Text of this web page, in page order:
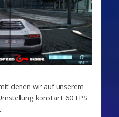
denen wir auf unserem
konstant 60 FPS